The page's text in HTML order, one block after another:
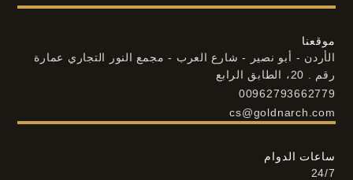
موقعنا
الأردن - أبو نصير - شارع العرب - مجمع النور التجاري عمارة
رقم . 20، الطابق الرابع
00962793662779
cs@goldnarch.com
ساعات الدوام
24/7